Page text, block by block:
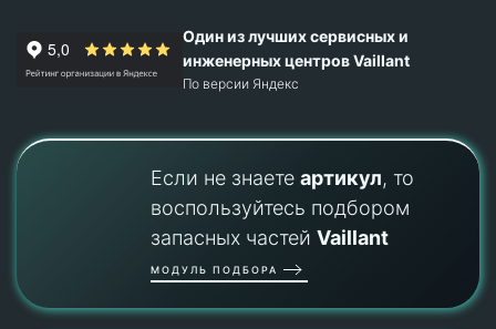
Один из лучших сервисных и
инженерных центров Vaillant
По версии Яндекс
Если не знаете артикул, то
воспользуйтесь подбором
запасных частей Vaillant
МОДУЛЬ ПОДБОРА